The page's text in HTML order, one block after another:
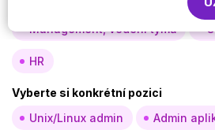
Management, vedení týmů
HR
Vyberte si konkrétní pozici
Unix/Linux admin
Admin